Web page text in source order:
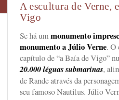
A escultura de Verne,
Vigo
Se há ummonumento
monumento a Júlio Verne. O
capítulo de “a Baía de Vigo”
20.000 léguas submarinas,
de Rande através da
seu famoso Nautilus. Júlio